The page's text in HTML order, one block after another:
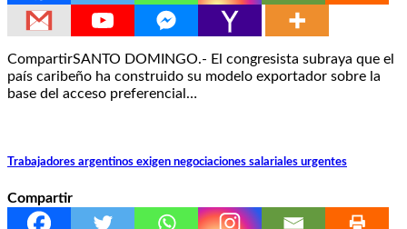
CompartirSANTO DOMINGO.- El congresista subraya que el
país caribeño ha construido su modelo exportador sobre la
base del acceso preferencial…
Trabajadores argentinos exigen negociaciones salariales urgentes
Compartir